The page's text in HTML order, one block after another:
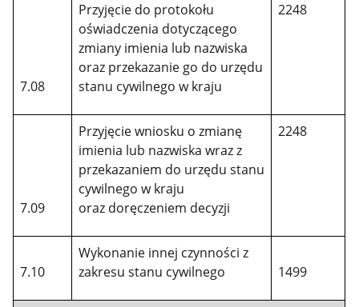
7.08
Przyjęcie do protokołu
oświadczenia dotyczącego
zmiany imienia lub nazwiska
oraz przekazanie go do urzędu
stanu cywilnego w kraju
2248
7.09
Przyjęcie wniosku o zmianę
imienia lub nazwiska wraz z
przekazaniem do urzędu stanu
cywilnego w kraju
oraz doręczeniem decyzji
2248
7.10
Wykonanie innej czynności z
zakresu stanu cywilnego
1499